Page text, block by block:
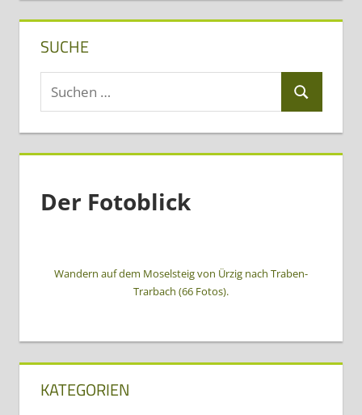
SUCHE
Suchen
nach:
Suchen
Der Fotoblick
Wandern auf dem Moselsteig von Ürzig nach Traben-
Trarbach (66 Fotos).
KATEGORIEN